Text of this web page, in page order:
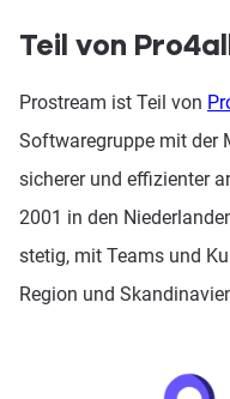
Teil von
Prostream ist Teil von
Softwaregruppe mit der
sicherer und effizienter
2001 in den
stetig, mit Teams und
Region und